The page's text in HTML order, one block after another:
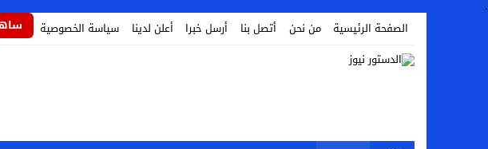
.
الصفحة الرئيسية
من نحن أتصل بنا أرسل خبرا أعلن لدينا سياسة الخصوصية